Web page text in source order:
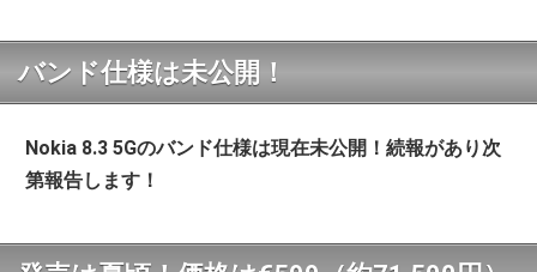
バンド仕様は未公開！
Nokia 8.3 5Gのバンド仕様は現在未公開！続報があり次
第報告します！